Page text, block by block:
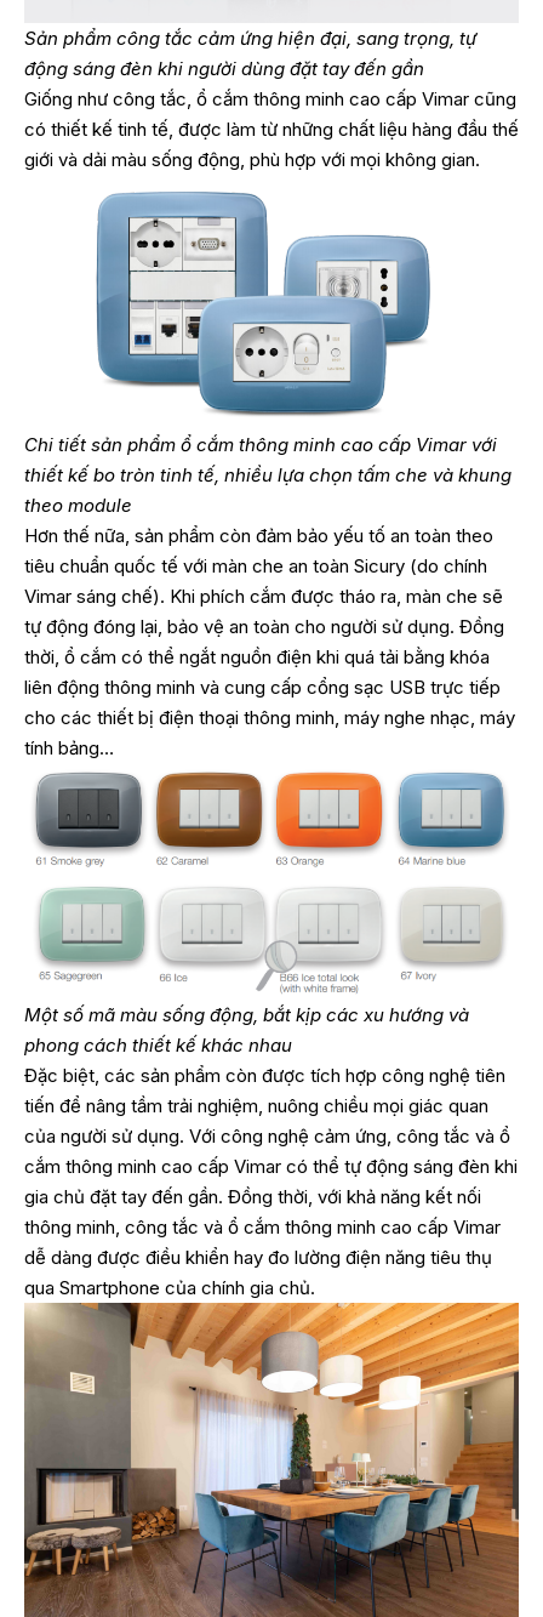
Sản phẩm công tắc cảm ứng hiện đại, sang trọng, tự
động sáng đèn khi người dùng đặt tay đến gần
Giống như công tắc, ổ cắm thông minh cao cấp Vimar cũng
có thiết kế tinh tế, được làm từ những chất liệu hàng đầu thế
giới và dải màu sống động, phù hợp với mọi không gian.
Chi tiết sản phẩm ổ cắm thông minh cao cấp Vimar với
thiết kế bo tròn tinh tế, nhiều lựa chọn tấm che và khung
theo module
Hơn thế nữa, sản phẩm còn đảm bảo yếu tố an toàn theo
tiêu chuẩn quốc tế với màn che an toàn Sicury (do chính
Vimar sáng chế). Khi phích cắm được tháo ra, màn che sẽ
tự động đóng lại, bảo vệ an toàn cho người sử dụng. Đồng
thời, ổ cắm có thể ngắt nguồn điện khi quá tải bằng khóa
liên động thông minh và cung cấp cổng sạc USB trực tiếp
cho các thiết bị điện thoại thông minh, máy nghe nhạc, máy
tính bảng…
Một số mã màu sống động, bắt kịp các xu hướng và
phong cách thiết kế khác nhau
Đặc biệt, các sản phẩm còn được tích hợp công nghệ tiên
tiến để nâng tầm trải nghiệm, nuông chiều mọi giác quan
của người sử dụng. Với công nghệ cảm ứng, công tắc và ổ
cắm thông minh cao cấp Vimar có thể tự động sáng đèn khi
gia chủ đặt tay đến gần. Đồng thời, với khả năng kết nối
thông minh, công tắc và ổ cắm thông minh cao cấp Vimar
dễ dàng được điều khiển hay đo lường điện năng tiêu thụ
qua Smartphone của chính gia chủ.